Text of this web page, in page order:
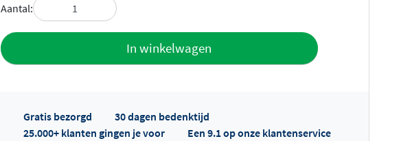
Aantal:
In winkelwagen
Toevoegen aan offerte
Gratis bezorgd
30 dagen bedenktijd
25.000+ klanten gingen je voor
Een 9.1 op onze klantenservice